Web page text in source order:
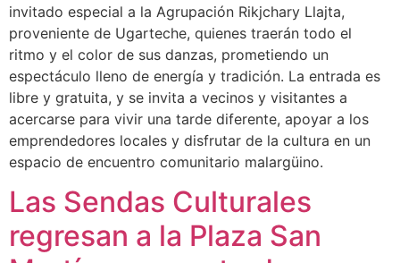
invitado especial a la Agrupación Rikjchary Llajta,
proveniente de Ugarteche, quienes traerán todo el
ritmo y el color de sus danzas, prometiendo un
espectáculo lleno de energía y tradición. La entrada es
libre y gratuita, y se invita a vecinos y visitantes a
acercarse para vivir una tarde diferente, apoyar a los
emprendedores locales y disfrutar de la cultura en un
espacio de encuentro comunitario malargüino.
Las Sendas Culturales
regresan a la Plaza San